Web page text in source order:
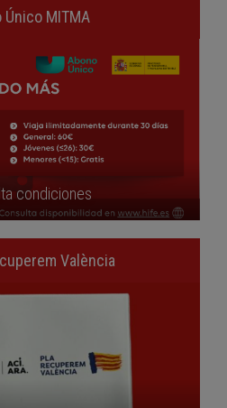
Único MITMA
condiciones
València